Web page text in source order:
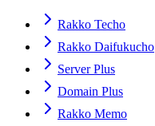
Rakko Techo
Rakko Daifukucho
Server Plus
Domain Plus
Rakko Memo